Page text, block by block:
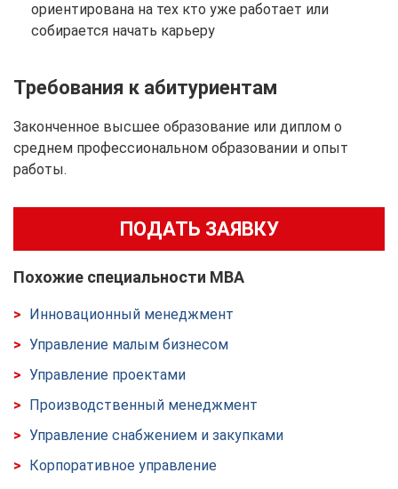
ориентирована на тех кто уже работает или
собирается начать карьеру
Требования к абитуриентам
Законченное высшее образование или диплом о
среднем профессиональном образовании и опыт
работы.
ПОДАТЬ ЗАЯВКУ
Похожие специальности MBA
Инновационный менеджмент
Управление малым бизнесом
Управление проектами
Производственный менеджмент
Управление снабжением и закупками
Корпоративное управление